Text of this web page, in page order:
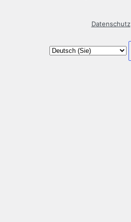
Datenschutz
Sprache